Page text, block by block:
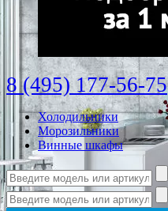
8 (495) 177-56-75
Холодильники
Морозильники
Винные шкафы